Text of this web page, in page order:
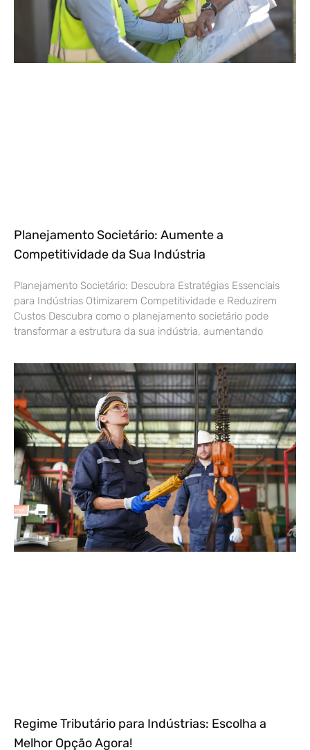
Planejamento Societário: Aumente a
Competitividade da Sua Indústria
Planejamento Societário: Descubra Estratégias Essenciais
para Indústrias Otimizarem Competitividade e Reduzirem
Custos Descubra como o planejamento societário pode
transformar a estrutura da sua indústria, aumentando
Regime Tributário para Indústrias: Escolha a
Melhor Opção Agora!